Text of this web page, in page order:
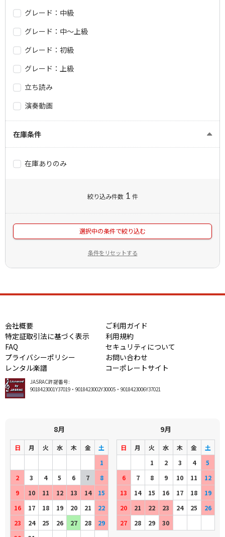
グレード：中級
グレード：中～上級
グレード：初級
グレード：上級
立ち読み
演奏動画
在庫条件
在庫ありのみ
絞り込み件数 1 件
選択中の条件で絞り込む
条件をリセットする
会社概要
ご利用ガイド
特定証取引法に基づく表示
利用規約
FAQ
セキュリティについて
プライバシーポリシー
お問い合わせ
レンタル楽譜
コーポレートサイト
JASRAC許諾番号:
9018423001Y37019・9018423002Y30005・9018423006Y37021
8月
日 月 火 水 木 金
土
1
2
3 4 5 6 7
8
9
10 11 12 13 14
15
16
17 18 19 20 21
22
23
24 25 26 27 28
29
9月
日 月 火 水 木 金
土
1
2 3 4
5
6
7 8 9 10 11
12
13
14 15 16 17 18
19
20
21 22 23 24 25
26
27
28 29 30